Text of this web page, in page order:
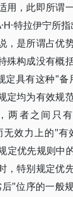
用，此即所谓
特拉伊宁所
，是所谓占优
殊构成没有概
定具有这种"备
定均为有效规
两者之间只
效力上的"有
定优先规则中
，特别规定优
"位序的一般